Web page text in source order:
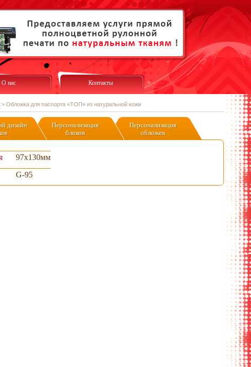
О нас Контакты
> Обложка для паспорта «ТОП» из натуральной кожи
дизайн
Персонализация
блоков
Персонализация
обложек
97х130мм
G-95